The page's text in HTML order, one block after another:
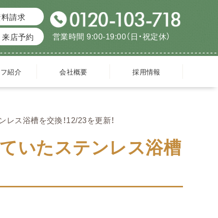
請求
来店予約
営業時間 9:00-19:00（日・祝定休）
紹介 会社概要 採用情報
ス浴槽を交換！12/23を更新！
いたステンレス浴槽